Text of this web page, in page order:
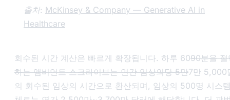
출처: McKinsey & Company — Generative AI in
Healthcare
회수된 시간 계산은 빠르게 확장됩니다. 하루 6090분을 절
하는 앰비언트 스크라이브는 연간 임상의당 5만7만 5,000
의 회수된 임상의 시간으로 환산되며, 임상의 500명 시스